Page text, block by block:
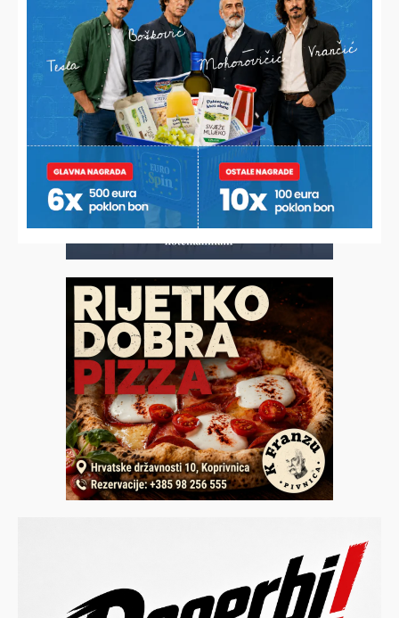
NOVITET NA FIZEŠU
Stigli reflektori, igrat će se i kad sunce zađe